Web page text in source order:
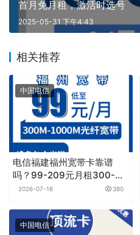
首月免月租，激活时选号
2025-05-31 下午4:43
相关推荐
中国电信
电信福建福州宽带卡靠谱
吗？99-209元月租300-
1000M30-100G+150-
2026-07-16 380
中国电信